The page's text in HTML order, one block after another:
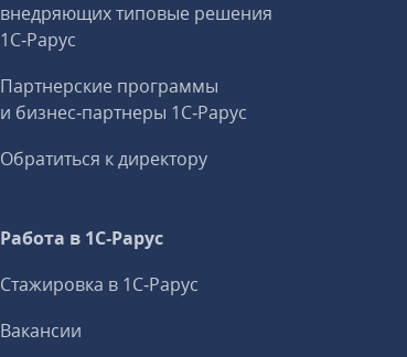
внедряющих типовые решения
1С‑Рарус
Партнерские программы
и бизнес‑партнеры 1С‑Рарус
Обратиться к директору
Работа в 1С‑Рарус
Стажировка в 1С‑Рарус
Вакансии